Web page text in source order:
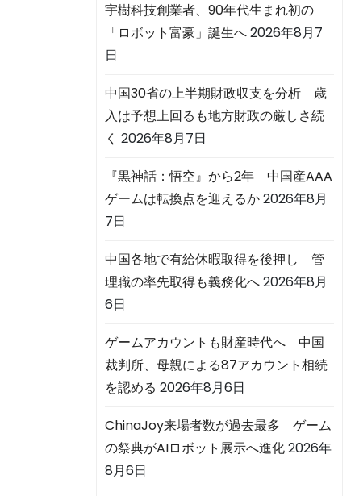
宇樹科技創業者、90年代生まれ初の
「ロボット富豪」誕生へ2026年8月7
日
中国30省の上半期財政収支を分析 歳
入は予想上回るも地方財政の厳しさ続
く 2026年8月7日
『黒神話：悟空』から2年 中国産AAA
ゲームは転換点を迎えるか2026年8月
7日
中国各地で有給休暇取得を後押し 管
理職の率先取得も義務化へ2026年8月
6日
ゲームアカウントも財産時代へ 中国
裁判所、母親による87アカウント相続
を認める 2026年8月6日
ChinaJoy来場者数が過去最多 ゲーム
の祭典がAIロボット展示へ進化2026年
8月6日